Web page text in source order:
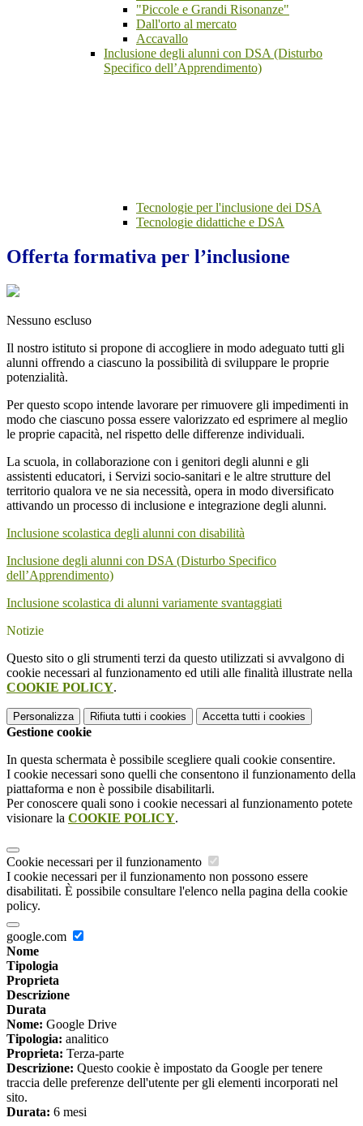
"Piccole e Grandi Risonanze"
Dall'orto al mercato
Accavallo
Inclusione degli alunni con DSA (Disturbo
Specifico dell’Apprendimento)
Tecnologie per l'inclusione dei DSA
Tecnologie didattiche e DSA
Offerta formativa per l’inclusione
Nessuno escluso
Il nostro istituto si propone di accogliere in modo adeguato tutti gli
alunni offrendo a ciascuno la possibilità di sviluppare le proprie
potenzialità.
Per questo scopo intende lavorare per rimuovere gli impedimenti in
modo che ciascuno possa essere valorizzato ed esprimere al meglio
le proprie capacità, nel rispetto delle differenze individuali.
La scuola, in collaborazione con i genitori degli alunni e gli
assistenti educatori, i Servizi socio-sanitari e le altre strutture del
territorio qualora ve ne sia necessità, opera in modo diversificato
attivando un processo di inclusione e integrazione degli alunni.
Inclusione scolastica degli alunni con disabilità
Inclusione degli alunni con DSA (Disturbo Specifico
dell’Apprendimento)
Inclusione scolastica di alunni variamente svantaggiati
Notizie
Questo sito o gli strumenti terzi da questo utilizzati si avvalgono di
cookie necessari al funzionamento ed utili alle finalità illustrate nella
COOKIE POLICY.
Personalizza Rifiuta tutti i cookies Accetta tutti i cookies
Gestione cookie
In questa schermata è possibile scegliere quali cookie consentire.
I cookie necessari sono quelli che consentono il funzionamento della
piattaforma e non è possibile disabilitarli.
Per conoscere quali sono i cookie necessari al funzionamento potete
visionare la COOKIE POLICY.
Cookie necessari per il funzionamento
I cookie necessari per il funzionamento non possono essere
disabilitati. È possibile consultare l'elenco nella pagina della cookie
policy.
google.com
Nome
Tipologia
Proprieta
Descrizione
Durata
Nome: Google Drive
Tipologia: analitico
Proprieta: Terza-parte
Descrizione: Questo cookie è impostato da Google per tenere
traccia delle preferenze dell'utente per gli elementi incorporati nel
sito.
Durata: 6 mesi